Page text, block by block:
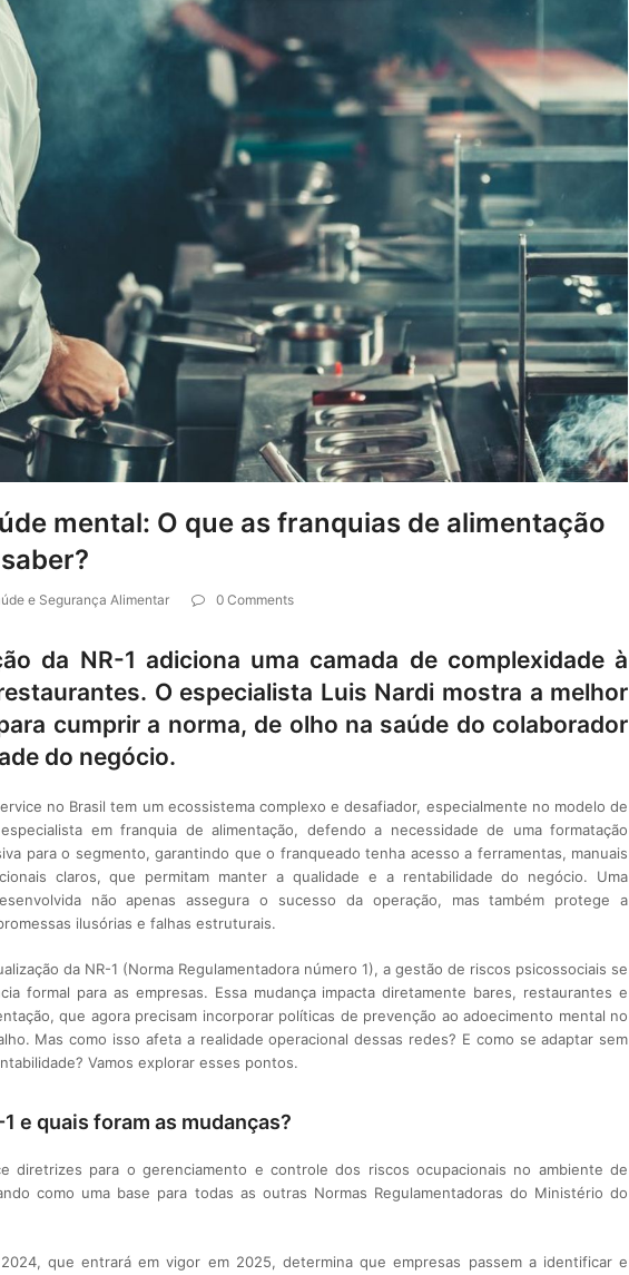
mental: O que as franquias de alimentação
e Segurança Alimentar 0 Comments
da NR-1 adiciona uma camada de complexidade à
O especialista Luis Nardi mostra a melhor
cumprir a norma, de olho na saúde do colaborador
do negócio.
no Brasil tem um ecossistema complexo e desafiador, especialmente no modelo de
em franquia de alimentação, defendo a necessidade de uma formatação
para o segmento, garantindo que o franqueado tenha acesso a ferramentas, manuais
claros, que permitam manter a qualidade e a rentabilidade do negócio. Uma
não apenas assegura o sucesso da operação, mas também protege a
ilusórias e falhas estruturais.
da NR-1 (Norma Regulamentadora número 1), a gestão de riscos psicossociais se
formal para as empresas. Essa mudança impacta diretamente bares, restaurantes e
que agora precisam incorporar políticas de prevenção ao adoecimento mental no
Mas como isso afeta a realidade operacional dessas redes? E como se adaptar sem
Vamos explorar esses pontos.
1 e quais foram as mudanças?
diretrizes para o gerenciamento e controle dos riscos ocupacionais no ambiente de
como uma base para todas as outras Normas Regulamentadoras do Ministério do
que entrará em vigor em 2025, determina que empresas passem a identificar e